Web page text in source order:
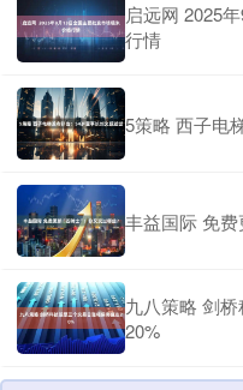
启远网 2025
行情
5策略 西子电
丰益国际 免费
九八策略 剑
20%